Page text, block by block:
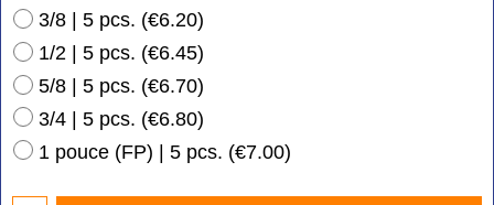
3/8 | 5 pcs. (€6.20)
1/2 | 5 pcs. (€6.45)
5/8 | 5 pcs. (€6.70)
3/4 | 5 pcs. (€6.80)
1 pouce (FP) | 5 pcs. (€7.00)